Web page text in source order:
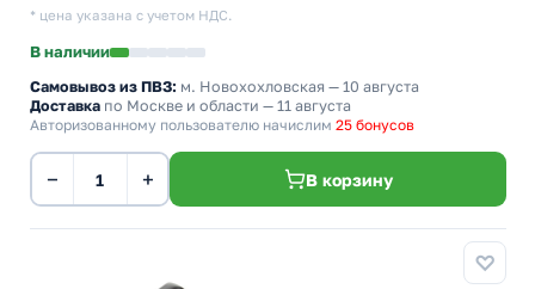
* цена указана с учетом НДС.
В наличии
Самовывоз из ПВЗ: м. Новохохловская — 10 августа
Доставка по Москве и области — 11 августа
Авторизованному пользователю начислим 25 бонусов
− + В корзину